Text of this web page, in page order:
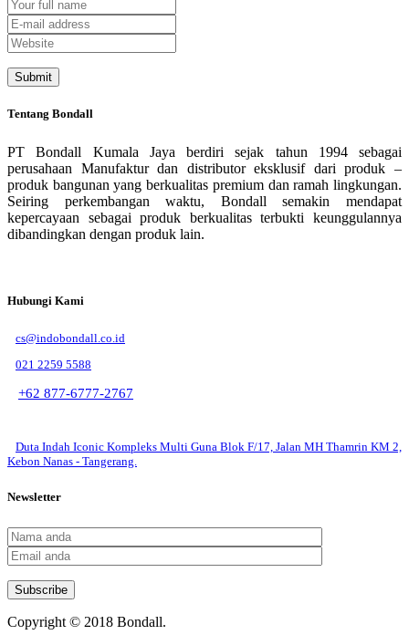
Tentang Bondall
PT Bondall Kumala Jaya berdiri sejak tahun 1994 sebagai
perusahaan Manufaktur dan distributor eksklusif dari produk –
produk bangunan yang berkualitas premium dan ramah lingkungan.
Seiring perkembangan waktu, Bondall semakin mendapat
kepercayaan sebagai produk berkualitas terbukti keunggulannya
dibandingkan dengan produk lain.
Hubungi Kami
cs@indobondall.co.id
021 2259 5588
+62 877-6777-2767
Duta Indah Iconic Kompleks Multi Guna Blok F/17, Jalan MH Thamrin KM 2,
Kebon Nanas - Tangerang.
Newsletter
Copyright © 2018 Bondall.